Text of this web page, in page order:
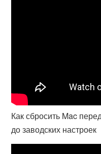
Как сбросить Mac
до заводских настроек